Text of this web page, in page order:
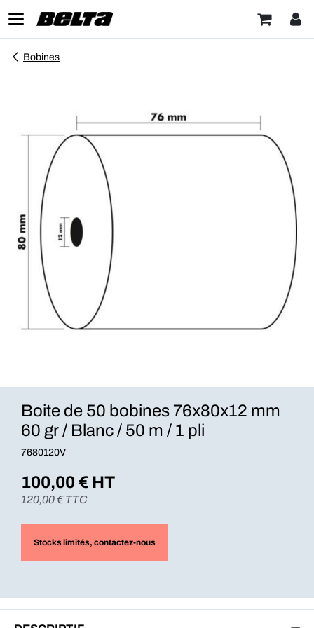
Bobines
Boite de 50 bobines 76x80x12 mm
60 gr / Blanc / 50 m / 1 pli
7680120V
100,00€ HT
120,00€ TTC
Stocks limités, contactez-nous